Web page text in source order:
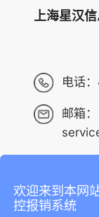
上海星汉
电话：
邮箱：
Copyright
欢迎来到本网
控报销系统